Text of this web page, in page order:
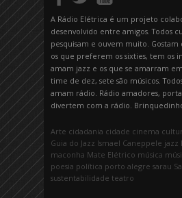
A Rádio Elétrica é um projeto
desenvolvido entre amigos. Todos
pesquisam e ouvem muito. Gostam
os que preferem os sixties, tem os
amam jazz e os que se amarram
time de dez, sete são músicos.
amam rádio. Rádio amadores,
divertem com a rádio.
Arte cidadania cidade cinema
Guia do Jazz Ismael Caneppele jazz
maconha Mate Elétrico música
poesia política porto alegre sarau
sustentabilidade teatro